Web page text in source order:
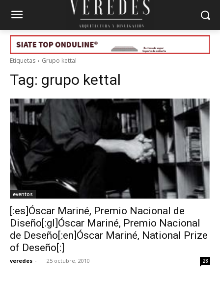
Etiquetas Grupo kettal
Tag: grupo kettal
eventos
[:es]Óscar Mariné, Premio Nacional de
Diseño[:gl]Óscar Mariné, Premio Nacional
de Deseño[:en]Óscar Mariné, National Prize
of Deseño[:]
veredes - 25 octubre, 2010 28